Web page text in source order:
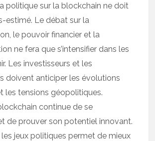
politique sur la blockchain ne doit
estimé. Le débat sur la
le pouvoir financier et la
ne fera que s’intensifier dans les
Les investisseurs et les
doivent anticiper les évolutions
les tensions géopolitiques.
continue de se
de prouver son potentiel innovant.
jeux politiques permet de mieux